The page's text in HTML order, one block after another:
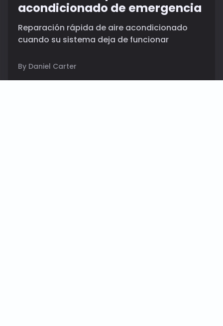
acondicionado de emergencia
Reparación rápida de aire acondicionado
cuando su sistema deja de funcionar
By Daniel Carter